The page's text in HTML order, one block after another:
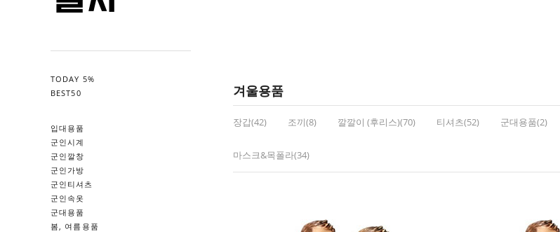
TODAY 5%
BEST50
입대용품
군인시계
군인깔창
군인가방
군인티셔츠
군인속옷
군대용품
봄, 여름용품
겨울용품
장갑(42) 조끼(8) 깔깔이 (후리스)(70) 티셔츠(52) 군대용품(2)
마스크&목폴라(34)